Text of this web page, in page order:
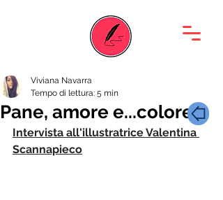
Pane, amore e...colore!
Viviana Navarra
Tempo di lettura: 5 min
Intervista all'illustratrice Valentina
Scannapieco